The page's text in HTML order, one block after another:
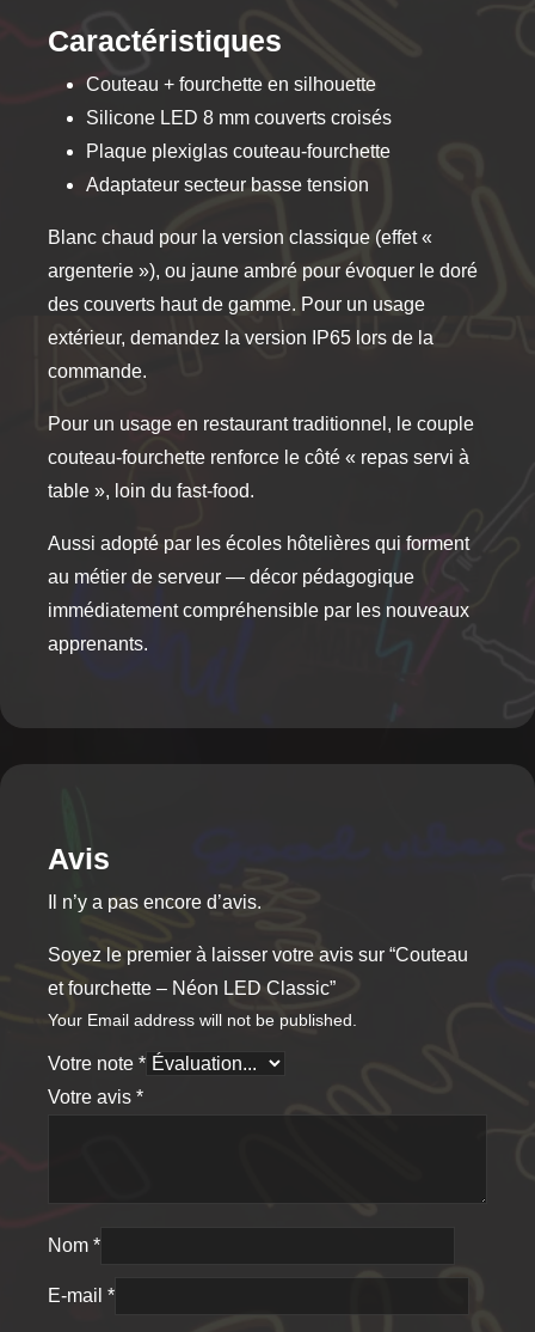
Caractéristiques
Couteau + fourchette en silhouette
Silicone LED 8 mm couverts croisés
Plaque plexiglas couteau-fourchette
Adaptateur secteur basse tension
Blanc chaud pour la version classique (effet «
argenterie »), ou jaune ambré pour évoquer le doré
des couverts haut de gamme. Pour un usage
extérieur, demandez la version IP65 lors de la
commande.
Pour un usage en restaurant traditionnel, le couple
couteau-fourchette renforce le côté « repas servi à
table », loin du fast-food.
Aussi adopté par les écoles hôtelières qui forment
au métier de serveur — décor pédagogique
immédiatement compréhensible par les nouveaux
apprenants.
Avis
Il n’y a pas encore d’avis.
Soyez le premier à laisser votre avis sur “Couteau
et fourchette – Néon LED Classic”
Your Email address will not be published.
Votre note *
Votre avis *
Nom *
E-mail *